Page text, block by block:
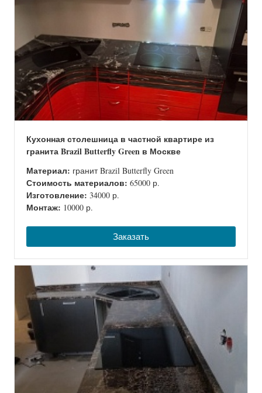
Кухонная столешница в частной квартире из
гранита Brazil Butterfly Green в Москве
Материал: гранит Brazil Butterfly Green
Стоимость материалов: 65000 р.
Изготовление: 34000 р.
Монтаж: 10000 р.
Заказать